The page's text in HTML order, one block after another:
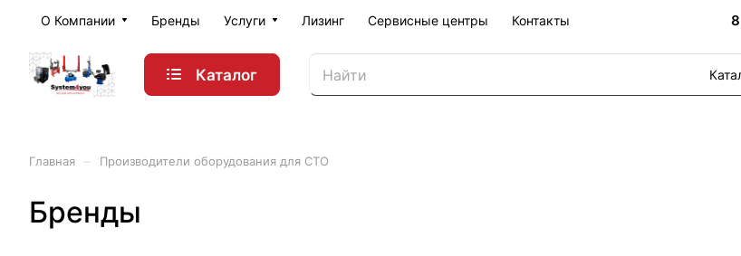
О Компании Бренды Услуги Лизинг Сервисные центры Контакты
Каталог
Главная Производители оборудования для СТО
Бренды